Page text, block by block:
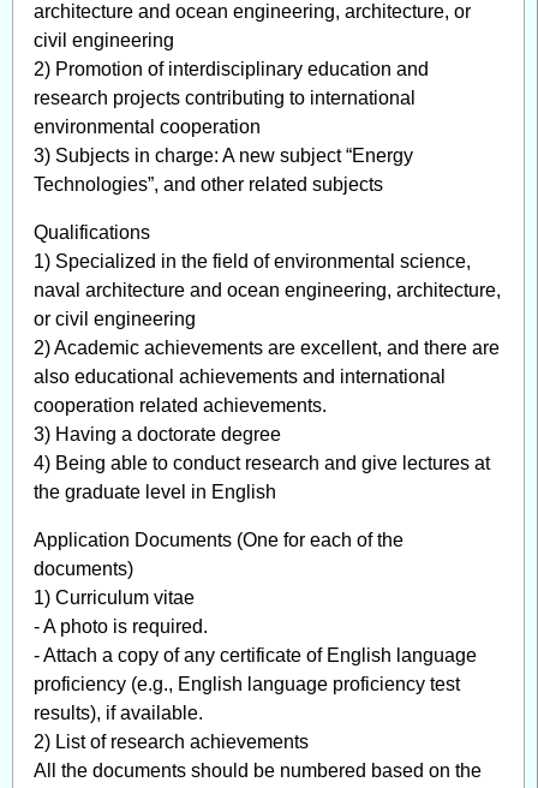
architecture and ocean engineering, architecture, or
civil engineering
2) Promotion of interdisciplinary education and
research projects contributing to international
environmental cooperation
3) Subjects in charge: A new subject “Energy
Technologies”, and other related subjects
Qualifications
1) Specialized in the field of environmental science,
naval architecture and ocean engineering, architecture,
or civil engineering
2) Academic achievements are excellent, and there are
also educational achievements and international
cooperation related achievements.
3) Having a doctorate degree
4) Being able to conduct research and give lectures at
the graduate level in English
Application Documents (One for each of the
documents)
1) Curriculum vitae
- A photo is required.
- Attach a copy of any certificate of English language
proficiency (e.g., English language proficiency test
results), if available.
2) List of research achievements
All the documents should be numbered based on the